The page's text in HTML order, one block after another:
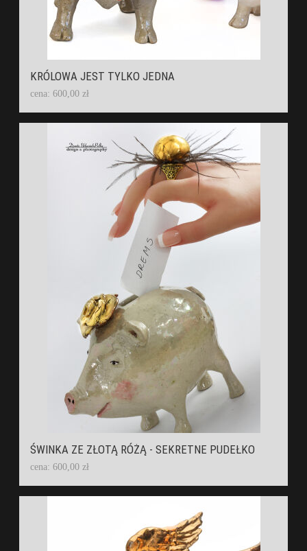
KRÓLOWA JEST TYLKO JEDNA
cena: 600,00 zł
ŚWINKA ZE ZŁOTĄ RÓŻĄ - SEKRETNE PUDEŁKO
cena: 600,00 zł